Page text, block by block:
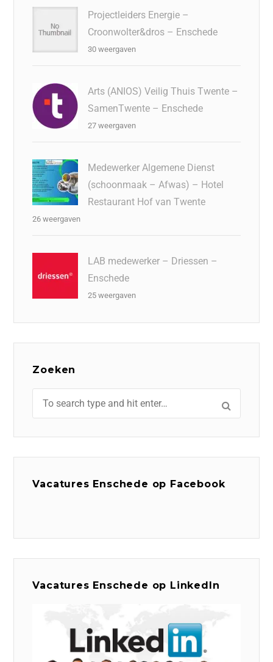
Projectleiders Energie –
Croonwolter&dros – Enschede
30 weergaven
Arts (ANIOS) Veilig Thuis Twente –
SamenTwente – Enschede
27 weergaven
Medewerker Algemene Dienst
(schoonmaak – Afwas) – Hotel
Restaurant Hof van Twente
26 weergaven
LAB medewerker – Driessen –
Enschede
25 weergaven
Zoeken
Vacatures Enschede op Facebook
Vacatures Enschede op LinkedIn